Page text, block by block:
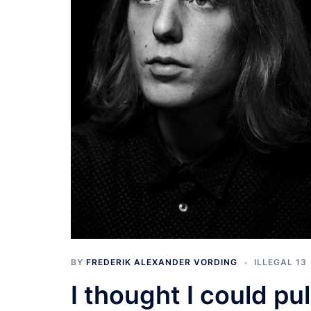
BY FREDERIK ALEXANDER VORDING ILLEGAL 13
I thought I could